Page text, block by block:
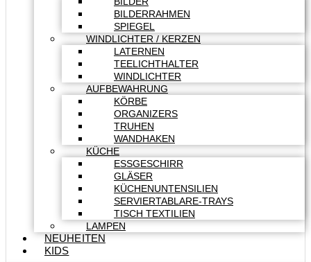
BILDERRAHMEN
SPIEGEL
WINDLICHTER / KERZEN
LATERNEN
TEELICHTHALTER
WINDLICHTER
AUFBEWAHRUNG
KÖRBE
ORGANIZERS
TRUHEN
WANDHAKEN
KÜCHE
ESSGESCHIRR
GLÄSER
KÜCHENUNTENSILIEN
SERVIERTABLARE-TRAYS
TISCH TEXTILIEN
LAMPEN
NEUHEITEN
KIDS